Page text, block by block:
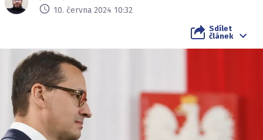
10. června 2024 10:32
Sdílet
článek